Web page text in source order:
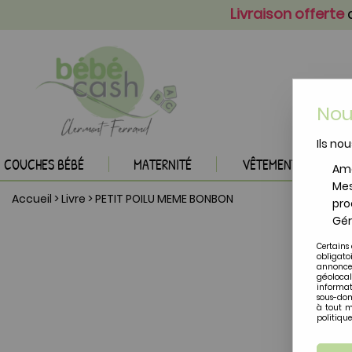
Livraison offerte
COUCHES BÉBÉ MATERNITÉ VÊTEMENTS BÉBÉ
Accueil >Livre >PETIT POILU MEME BONBON
Ils
Certains
sous-
à tout
politique